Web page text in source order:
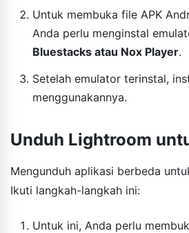
Untuk membuka file APK
Anda perlu menginstal
Bluestacks atau Nox Player.
Setelah emulator terinstal,
menggunakannya.
Unduh Lightroom
Mengunduh aplikasi berbeda
Ikuti langkah-langkah ini:
Untuk ini, Anda perlu